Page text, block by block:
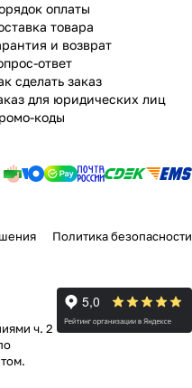
оплаты
товара
и возврат
ответ
сделать заказ
для юридических лиц
коды
Политика безопасности
ч. 2